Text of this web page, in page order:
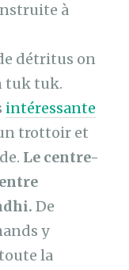
à
détritus on
tuk tuk.
intéressante
trottoir et
Le centre-
De
y
la